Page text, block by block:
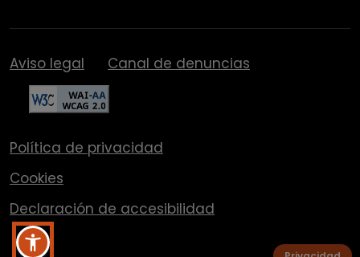
Aviso legal Canal de denuncias
Política de privacidad
Cookies
Declaración de accesibilidad